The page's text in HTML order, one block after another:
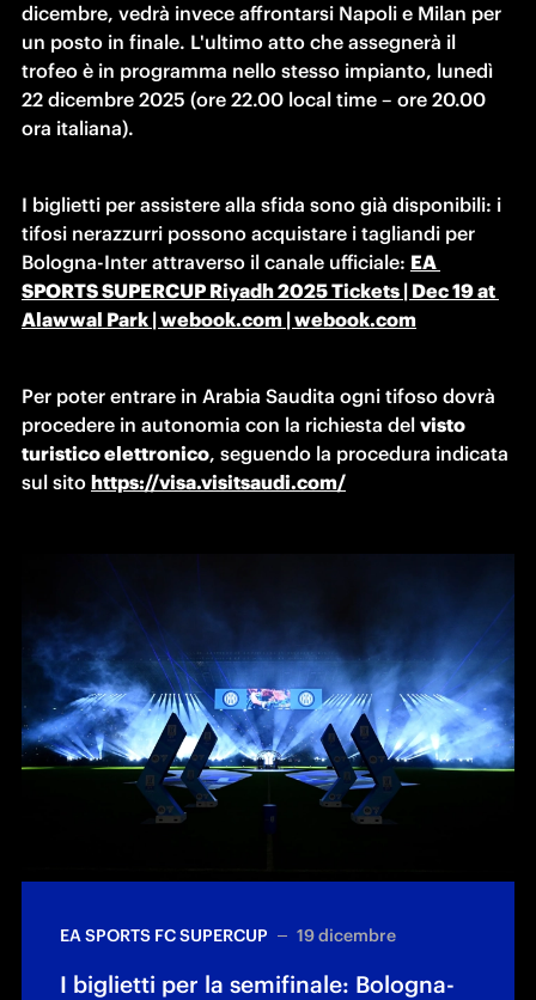
dicembre, vedrà invece affrontarsi Napoli e Milan per
un posto in finale. L'ultimo atto che assegnerà il
trofeo è in programma nello stesso impianto, lunedì
22 dicembre 2025 (ore 22.00 local time – ore 20.00
ora italiana).
I biglietti per assistere alla sfida sono già disponibili: i
tifosi nerazzurri possono acquistare i tagliandi per
Bologna-Inter attraverso il canale ufficiale: EA
SPORTS SUPERCUP Riyadh 2025 Tickets | Dec 19 at
Alawwal Park | webook.com | webook.com
Per poter entrare in Arabia Saudita ogni tifoso dovrà
procedere in autonomia con la richiesta del visto
turistico elettronico, seguendo la procedura indicata
sul sito https://visa.visitsaudi.com/
EA SPORTS FC SUPERCUP 19 dicembre
I biglietti per la semifinale: Bologna-